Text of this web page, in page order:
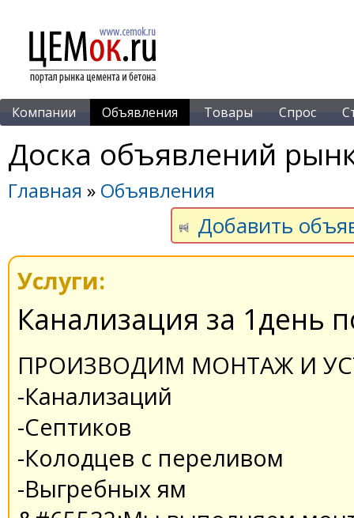
Компании Объявления Товары Спрос
Доска объявлений
Главная » Объявления
Добавить
Услуги:
Канализация за 1день
ПРОИЗВОДИМ МОНТАЖ И
-Канализаций
-Септиков
-Колодцев с переливом
-Выгребных ям